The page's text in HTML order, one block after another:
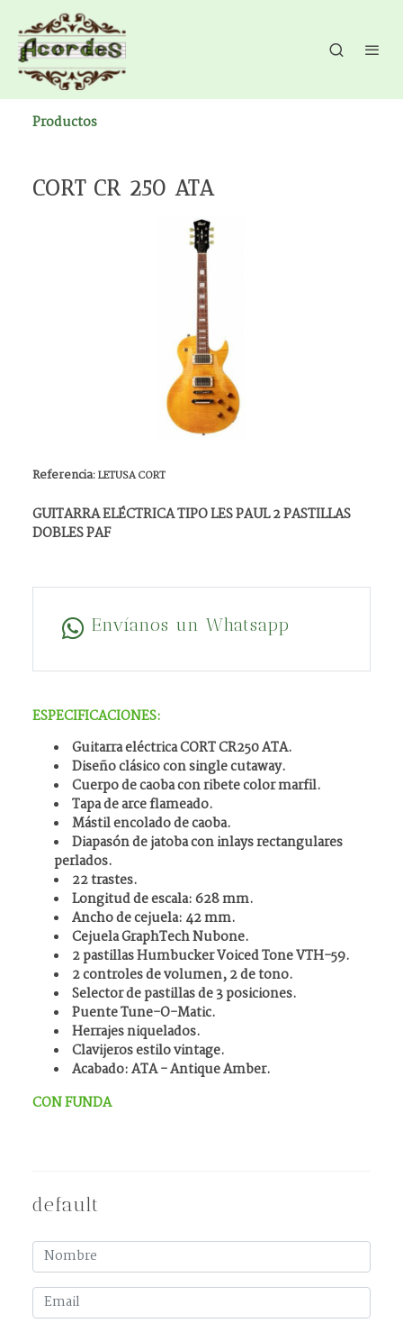
Productos
CORT CR 250 ATA
Referencia:LETUSA CORT
GUITARRA ELÉCTRICA TIPO LES PAUL 2 PASTILLAS
DOBLES PAF
Envíanos un Whatsapp
ESPECIFICACIONES:
Guitarra eléctrica CORT CR250 ATA.
Diseño clásico con single cutaway.
Cuerpo de caoba con ribete color marfil.
Tapa de arce flameado.
Mástil encolado de caoba.
Diapasón de jatoba con inlays rectangulares
perlados.
22 trastes.
Longitud de escala: 628 mm.
Ancho de cejuela: 42 mm.
Cejuela GraphTech Nubone.
2 pastillas Humbucker Voiced Tone VTH-59.
2 controles de volumen, 2 de tono.
Selector de pastillas de 3 posiciones.
Puente Tune-O-Matic.
Herrajes niquelados.
Clavijeros estilo vintage.
Acabado: ATA - Antique Amber.
CON FUNDA
default